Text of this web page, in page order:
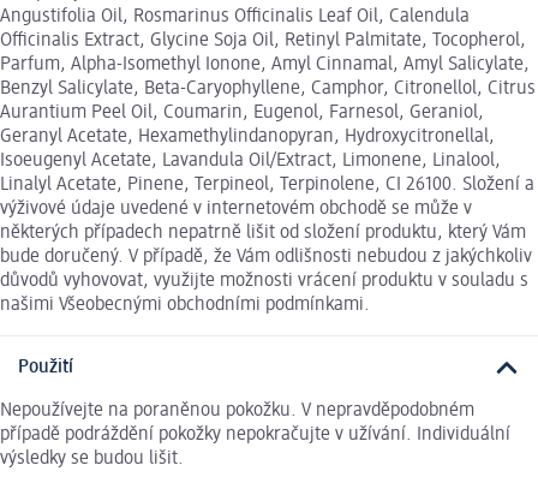
Angustifolia Oil, Rosmarinus Officinalis Leaf Oil, Calendula
Officinalis Extract, Glycine Soja Oil, Retinyl Palmitate, Tocopherol,
Parfum, Alpha-Isomethyl Ionone, Amyl Cinnamal, Amyl Salicylate,
Benzyl Salicylate, Beta-Caryophyllene, Camphor, Citronellol, Citrus
Aurantium Peel Oil, Coumarin, Eugenol, Farnesol, Geraniol,
Geranyl Acetate, Hexamethylindanopyran, Hydroxycitronellal,
Isoeugenyl Acetate, Lavandula Oil/Extract, Limonene, Linalool,
Linalyl Acetate, Pinene, Terpineol, Terpinolene, CI 26100. Složení a
výživové údaje uvedené v internetovém obchodě se může v
některých případech nepatrně lišit od složení produktu, který Vám
bude doručený. V případě, že Vám odlišnosti nebudou z jakýchkoliv
důvodů vyhovovat, využijte možnosti vrácení produktu v souladu s
našimi Všeobecnými obchodními podmínkami.
Použití
Nepoužívejte na poraněnou pokožku. V nepravděpodobném
případě podráždění pokožky nepokračujte v užívání. Individuální
výsledky se budou lišit.